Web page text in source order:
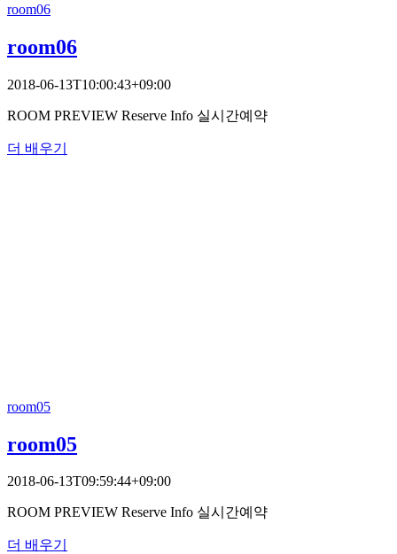
room06
room06
2018-06-13T10:00:43+09:00
ROOM PREVIEW Reserve Info 실시간예약
더 배우기
room05
room05
2018-06-13T09:59:44+09:00
ROOM PREVIEW Reserve Info 실시간예약
더 배우기